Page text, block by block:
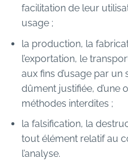
facilitation de leur
usage ;
la production, la
l’exportation, le
aux fins d’usage par
dûment justifiée, d’une
méthodes interdites ;
la falsification, la
tout élément relatif au
l’analyse.